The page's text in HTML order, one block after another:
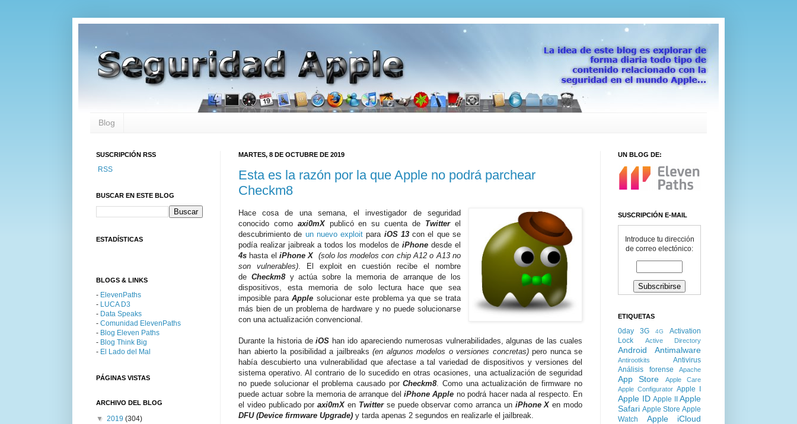
Blog
MARTES, 8 DE OCTUBRE DE 2019
Esta es la razón por la que Apple no podrá parchear
Checkm8
Hace cosa de una semana, el investigador de seguridad
conocido como axi0mX publicó en su cuenta de Twitter el
descubrimiento de un nuevo exploit para iOS 13con el que se
podía realizar jaibreak a todos los modelos deiPhonedesde el
4s hasta el iPhone X (solo los modelos con chip A12 o A13 no
son vulnerables). El exploit en cuestión recibe el nombre
de Checkm8 y actúa sobre la memoria de arranque de los
dispositivos, esta memoria de solo lectura hace que sea
imposible paraApple solucionar este problema ya que se trata
más bien de un problema de hardware y no puede solucionarse
con una actualización convencional.
Durante la historia deiOS han ido apareciendo numerosas vulnerabilidades, algunas de las cuales
han abierto la posibilidad a jailbreaks (en algunos modelos o versiones concretas)pero nunca se
había descubierto una vulnerabilidad que afectase a tal variedad de dispositivos y versiones del
sistema operativo. Al contrario de lo sucedido en otras ocasiones, una actualización de seguridad
no puede solucionar el problema causado porCheckm8. Como una actualización de firmware no
puede actuar sobre la memoria de arranque del iPhone Apple no podrá hacer nada al respecto. En
el video publicado poraxi0mXen Twitter se puede observar como arranca un iPhone X en modo
DFU (Device firmware Upgrade) y tarda apenas 2 segundos en realizarle el jailbreak.
SUSCRIPCIÓN RSS
RSS
BUSCAR EN ESTE BLOG
ESTADÍSTICAS
BLOGS & LINKS
- ElevenPaths
- LUCA D3
- Data Speaks
- Comunidad ElevenPaths
- Blog Eleven Paths
- Blog Think Big
- El Lado del Mal
PÁGINAS VISTAS
ARCHIVO DEL BLOG
▼ 2019 (304)
UN BLOG DE:
SUSCRIPCIÓN E-MAIL
Introduce tu dirección
de correo electónico:
ETIQUETAS
0day 3G 4G
Activation
Lock
Active Directory
Android Antimalware
Antirootkits
Antivirus
Análisis forense
Apache
App Store
Apple Care
Apple Configurator Apple I
Apple ID Apple II
Apple
Safari Apple Store Apple
Watch
Apple iCloud